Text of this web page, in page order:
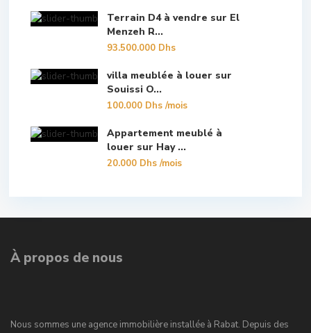
Terrain D4 à vendre sur El
Menzeh R...
93.500.000 Dhs
villa meublée à louer sur
Souissi O...
100.000 Dhs/mois
Appartement meublé à
louer sur Hay ...
20.000 Dhs/mois
À propos de nous
Nous sommes une agence immobilière installée à Rabat. Depuis des